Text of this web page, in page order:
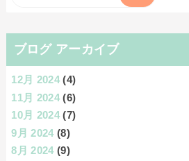
ブログ アーカイブ
12月 2024 (4)
11月 2024 (6)
10月 2024 (7)
9月 2024 (8)
8月 2024 (9)